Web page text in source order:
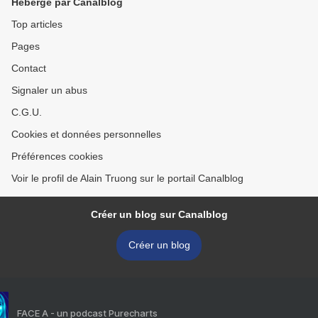
Top articles
Pages
Contact
Signaler un abus
C.G.U.
Cookies et données personnelles
Préférences cookies
Voir le profil de Alain Truong sur le portail Canalblog
Créer un blog sur Canalblog
Créer un blog
FACE A - un podcast Purecharts